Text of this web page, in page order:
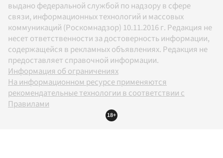
выдано федеральной службой по надзору в сфере
связи, информационных технологий и массовых
коммуникаций (Роскомнадзор) 10.11.2016 г. Редакция не
несет ответственности за достоверность информации,
содержащейся в рекламных объявлениях. Редакция не
предоставляет справочной информации.
Информация об ограничениях
На информационном ресурсе применяются
рекомендательные технологии в соответствии с
Правилами
18+